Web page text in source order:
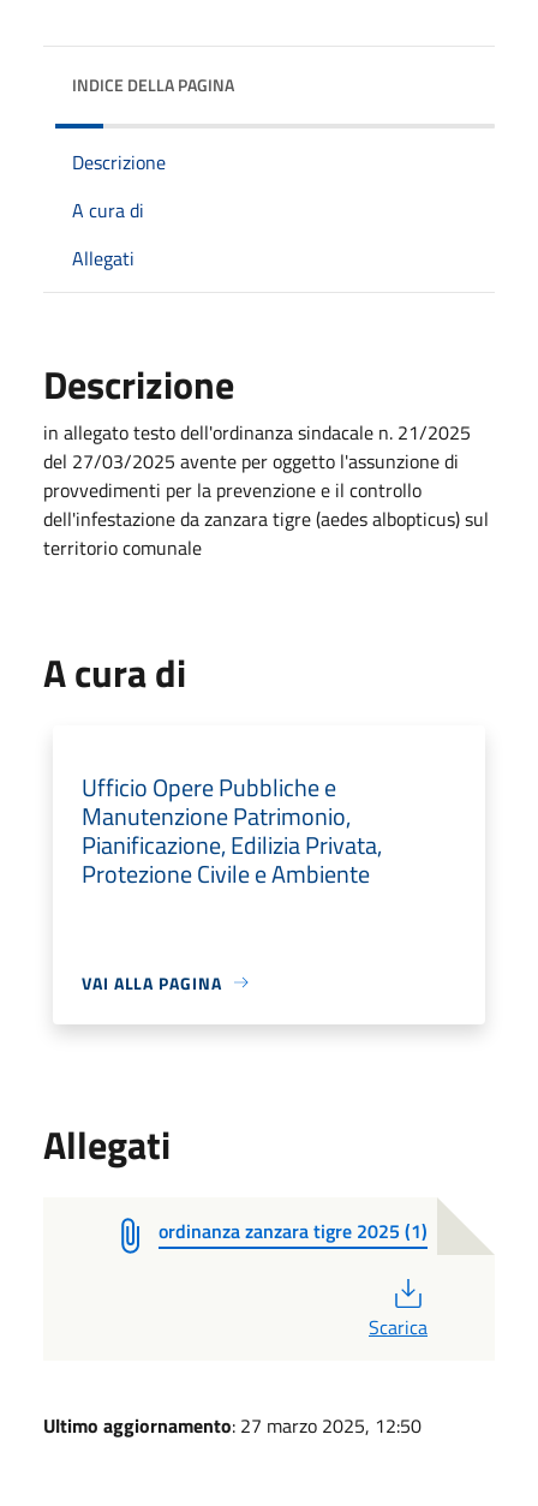
INDICE DELLA PAGINA
Descrizione
A cura di
Allegati
Descrizione
in allegato testo dell'ordinanza sindacale n. 21/2025
del 27/03/2025 avente per oggetto l'assunzione di
provvedimenti per la prevenzione e il controllo
dell'infestazione da zanzara tigre (aedes albopticus) sul
territorio comunale
A cura di
Ufficio Opere Pubbliche e
Manutenzione Patrimonio,
Pianificazione, Edilizia Privata,
Protezione Civile e Ambiente
VAI ALLA PAGINA
Allegati
ordinanza zanzara tigre 2025 (1)
Scarica
Ultimo aggiornamento: 27 marzo 2025, 12:50